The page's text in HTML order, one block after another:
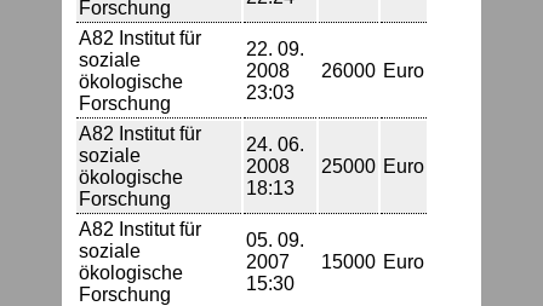
Forschung
A82 Institut für
soziale
ökologische
Forschung
22. 09.
2008
23:03
26000 Euro
A82 Institut für
soziale
ökologische
Forschung
24. 06.
2008
18:13
25000 Euro
A82 Institut für
soziale
ökologische
Forschung
05. 09.
2007
15:30
15000 Euro